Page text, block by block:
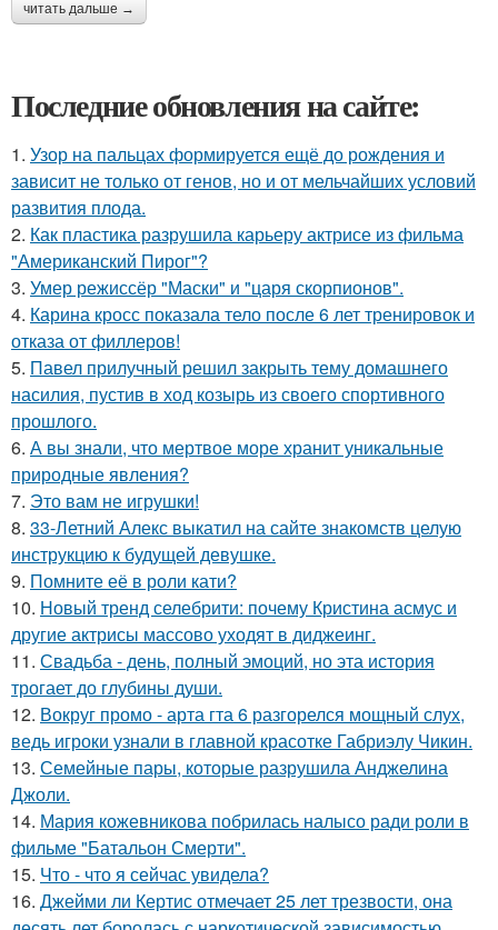
читать дальше →
Последние обновления на сайте:
1. Узор на пальцах формируется ещё до рождения и
зависит не только от генов, но и от мельчайших условий
развития плода.
2. Как пластика разрушила карьеру актрисе из фильма
"Американский Пирог"?
3. Умер режиссёр "Маски" и "царя скорпионов".
4. Карина кросс показала тело после 6 лет тренировок и
отказа от филлеров!
5. Павел прилучный решил закрыть тему домашнего
насилия, пустив в ход козырь из своего спортивного
прошлого.
6. А вы знали, что мертвое море хранит уникальные
природные явления?
7. Это вам не игрушки!
8. 33-Летний Алекс выкатил на сайте знакомств целую
инструкцию к будущей девушке.
9. Помните её в роли кати?
10. Новый тренд селебрити: почему Кристина асмус и
другие актрисы массово уходят в диджеинг.
11. Свадьба - день, полный эмоций, но эта история
трогает до глубины души.
12. Вокруг промо - арта гта 6 разгорелся мощный слух,
ведь игроки узнали в главной красотке Габриэлу Чикин.
13. Семейные пары, которые разрушила Анджелина
Джоли.
14. Мария кожевникова побрилась налысо ради роли в
фильме "Батальон Смерти".
15. Что - что я сейчас увидела?
16. Джейми ли Кертис отмечает 25 лет трезвости, она